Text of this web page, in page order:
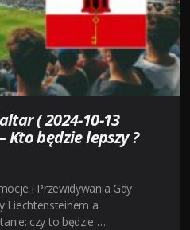
( 2024-10-13
Kto będzie lepszy ?
i Przewidywania Gdy
Liechtensteinem a
czy to będzie …